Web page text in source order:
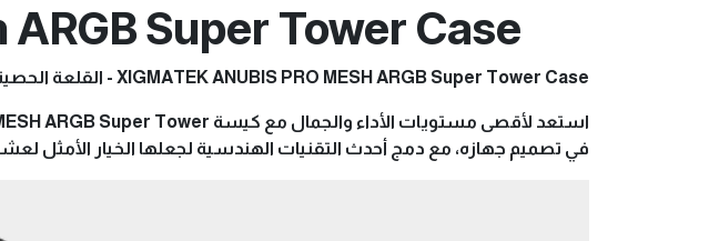
Super Tower Case
XIGMATEK ANUBIS PRO MESH ARGB Super Tower Case - القلعة الحصينة لجهازك القوي!
في تصميم جهازه، مع دمج أحدث التقنيات الهندسية لجعلها الخيار الأمثل